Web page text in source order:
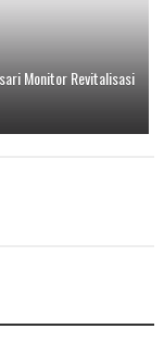
Monitor Revitalisasi